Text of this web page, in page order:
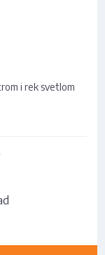
i rek svetlom